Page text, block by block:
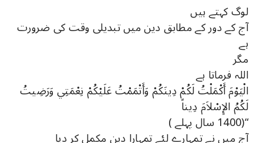
لوگ کہتے ہیں
آج کے دور کے مطابق دین میں تبدیلی وقت کی ضرورت
ہے
مگر
اللہ فرماتا ہے
الْيَوْمَ أَكْمَلْتُ لَكُمْ دِينَكُمْ وَأَتْمَمْتُ عَلَيْكُمْ نِعْمَتِي وَرَضِيتُ
لَكُمُ الإِسْلاَمَ دِيناً
“(1400 سال پہلے )